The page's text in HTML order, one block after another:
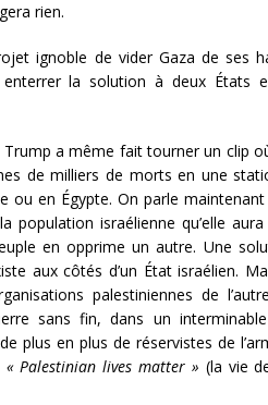
rien.
ignoble de vider Gaza de ses
la solution à deux États
a même fait tourner un clip
de milliers de morts en une
ou en Égypte. On parle
population israélienne qu’elle
en opprime un autre. Une
aux côtés d’un État israélien.
palestiniennes de
sans fin, dans un
plus en plus de réservistes de
« Palestinian lives matter » (la vie